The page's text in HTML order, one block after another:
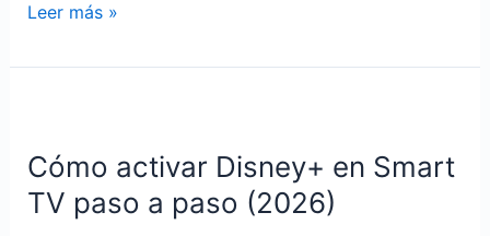
Leer más »
Cómo activar Disney+ en Smart
TV paso a paso (2026)
Disney+
en
Smart